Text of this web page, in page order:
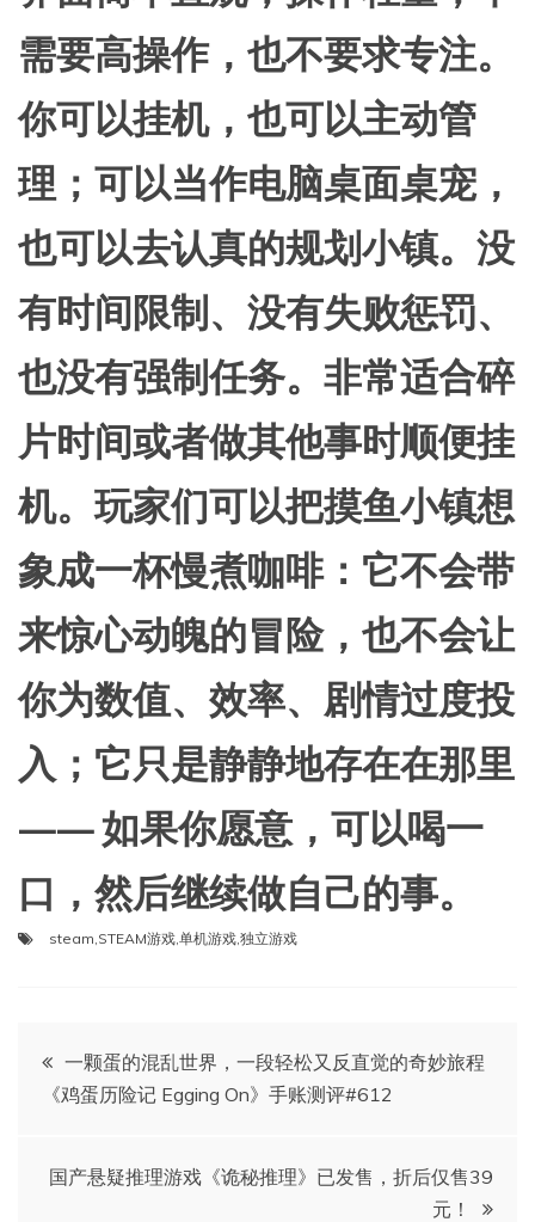
需要高操作，也不要求专注。
你可以挂机，也可以主动管
理；可以当作电脑桌面桌宠，
也可以去认真的规划小镇。没
有时间限制、没有失败惩罚、
也没有强制任务。非常适合碎
片时间或者做其他事时顺便挂
机。玩家们可以把摸鱼小镇想
象成一杯慢煮咖啡：它不会带
来惊心动魄的冒险，也不会让
你为数值、效率、剧情过度投
入；它只是静静地存在在那里
—— 如果你愿意，可以喝一
口，然后继续做自己的事。
steam STEAM游戏 单机游戏 独立游戏
文
导
一颗蛋的混乱世界，一段轻松又反直觉的奇妙旅程
《鸡蛋历险记 Egging On》手账测评#612
国产悬疑推理游戏《诡秘推理》已发售，折后仅售39
元！